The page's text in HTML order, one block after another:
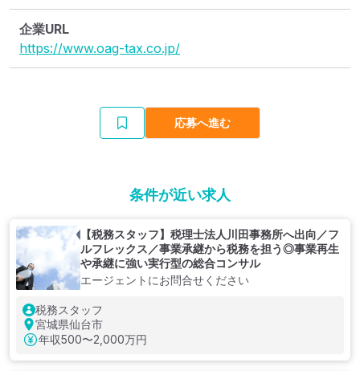
企業URL
https://www.oag-tax.co.jp/
応募へ進む
条件が近い求人
【税務スタッフ】税理士法人川田事務所へ出向／フ
ルフレックス／事業承継から税務を担う◎事業再生
や承継に強い実行型の総合コンサル
エージェントにお問合せください
税務スタッフ
宮城県仙台市
年収500〜2,000万円